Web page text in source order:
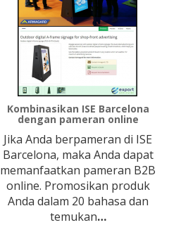
Kombinasikan ISE Barcelona
dengan pameran online
Jika Anda berpameran di ISE
Barcelona, maka Anda dapat
memanfaatkan pameran B2B
online. Promosikan produk
Anda dalam 20 bahasa dan
temukan…